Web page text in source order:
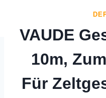
VAUDE
10m,
Für